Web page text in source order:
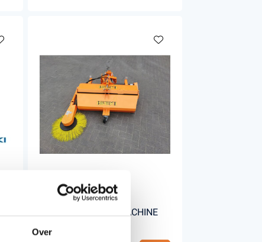
Over
ISEKI FRONTVEEGMACHINE